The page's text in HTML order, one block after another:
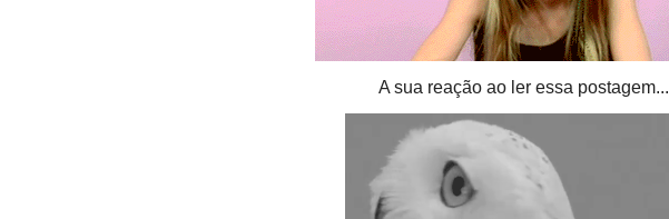
A sua reação ao ler essa postagem...